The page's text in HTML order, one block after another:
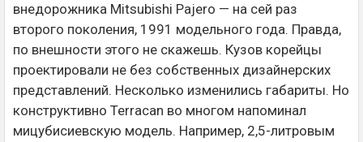
внедорожника Mitsubishi Pajero — на сей раз
второго поколения, 1991 модельного года. Правда,
по внешности этого не скажешь. Кузов корейцы
проектировали не без собственных дизайнерских
представлений. Несколько изменились габариты. Но
конструктивно Terracan во многом напоминал
мицубисиевскую модель. Например, 2,5-литровым